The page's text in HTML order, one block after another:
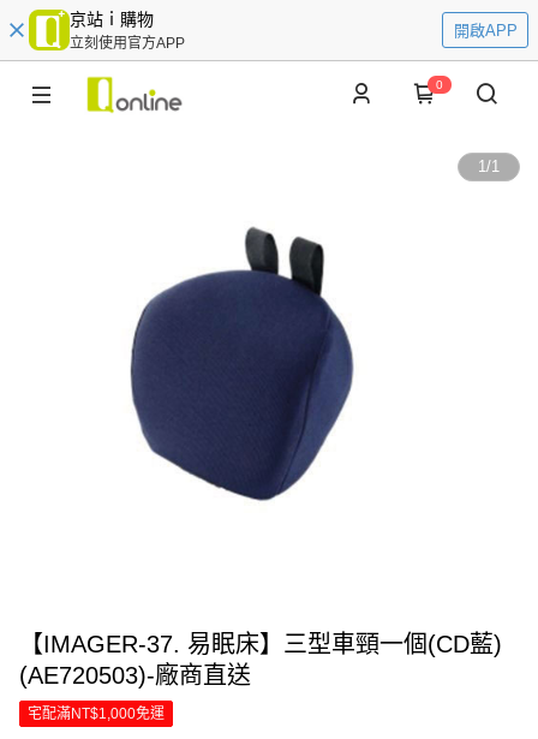
京站ｉ購物
立刻使用官方APP
開啟APP
0
1/1
【IMAGER-37. 易眠床】三型車頸一個(CD藍)
(AE720503)-廠商直送
宅配滿NT$1,000免運